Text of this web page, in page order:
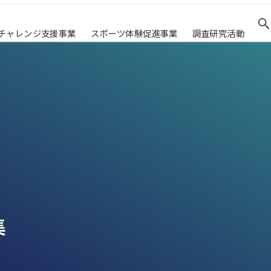
ャレンジ支援事業 スポーツ体験促進事業 調査研究活動